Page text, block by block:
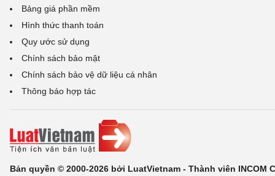
Bảng giá phần mềm
Hình thức thanh toán
Quy ước sử dụng
Chính sách bảo mật
Chính sách bảo vệ dữ liệu cá nhân
Thông báo hợp tác
Bản quyền © 2000-2026 bởi LuatVietnam - Thành viên INCOM